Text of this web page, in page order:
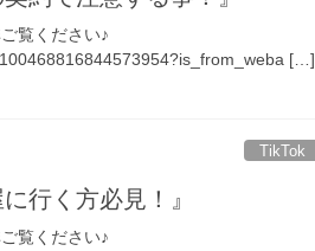
覧ください♪
[…]
TikTok
行く方必見！』
覧ください♪